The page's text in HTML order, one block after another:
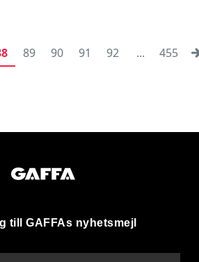
89 90 91 92 ... 455
till GAFFAs nyhetsmejl